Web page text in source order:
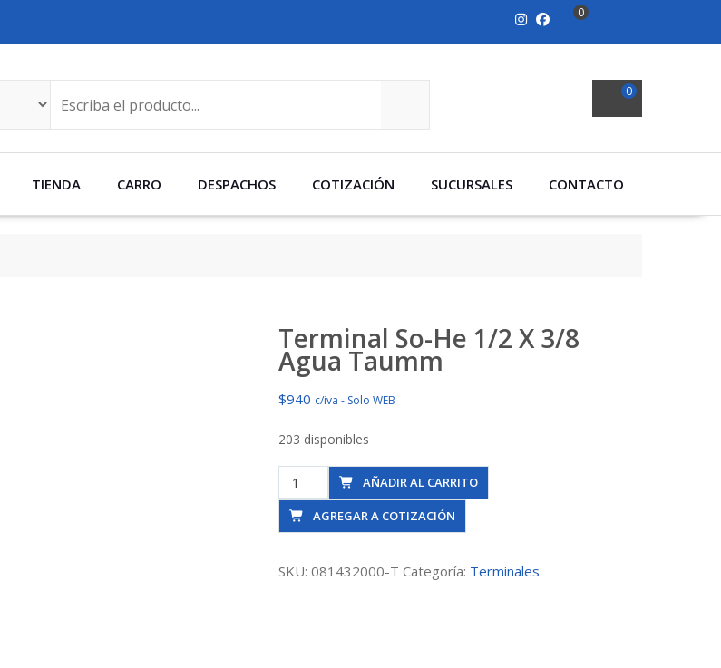
0
0
TIENDA CARRO DESPACHOS COTIZACIÓN SUCURSALES CONTACTO
Terminal So-He 1/2 X 3/8
Agua Taumm
$940 c/iva - Solo WEB
203 disponibles
Terminal
So-
He
X
AÑADIR AL CARRITO
AGREGAR A COTIZACIÓN
SKU:081432000-T Categoría: Terminales